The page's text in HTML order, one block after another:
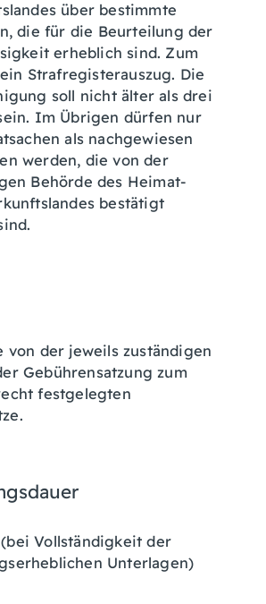
über bestimmte
die für die Beurteilung der
erheblich sind. Zum
Strafregisterauszug. Die
soll nicht älter als drei
Im Übrigen dürfen nur
als nachgewiesen
werden, die von der
Behörde des Heimat-
bestätigt
von der jeweils zuständigen
Gebührensatzung zum
festgelegten
Vollständigkeit der
Unterlagen)